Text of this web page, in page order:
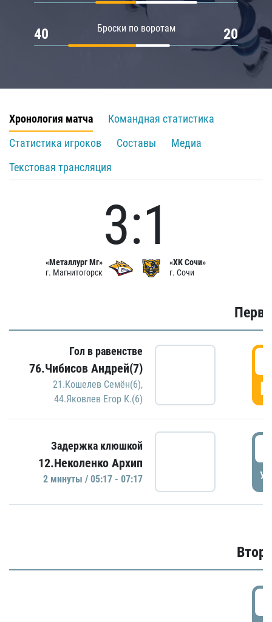
Броски по воротам
40 20
Хронология матча
Командная статистика
Статистика игроков
Составы
Медиа
Текстовая трансляция
«Металлург Мг»
г. Магнитогорск
3:1
«ХК Сочи»
г. Сочи
Гол в равенстве
76.Чибисов Андрей(7)
21.Кошелев Семён(6),
44.Яковлев Егор К.(6)
Задержка клюшкой
12.Неколенко Архип
2 минуты / 05:17 - 07:17